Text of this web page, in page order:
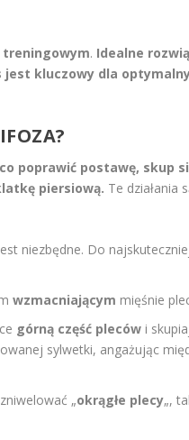
. Idealne
jest kluczowy dla
poprawić postawę, skup
piersiową. Te działania
niezbędne. Do
wzmacniającym mięśnie
górną część pleców i
sylwetki, angażując
„okrągłe plecy„,